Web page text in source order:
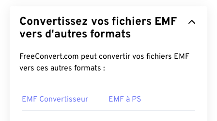
Convertissez vos fichiers EMF
vers d'autres formats
FreeConvert.com peut convertir vos fichiers EMF
vers ces autres formats :
EMF Convertisseur EMF à PS